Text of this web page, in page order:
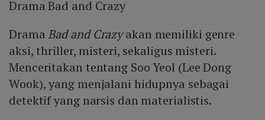
Drama Bad and Crazy
Drama Bad and Crazyakan memiliki genre
aksi, thriller, misteri, sekaligus misteri.
Menceritakan tentang Soo Yeol (Lee Dong
Wook), yang menjalani hidupnya sebagai
detektif yang narsis dan materialistis.